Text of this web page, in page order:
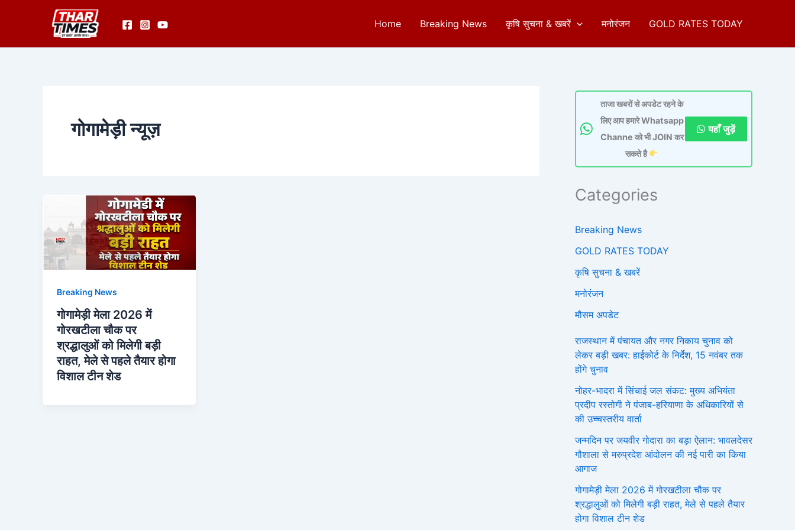
Home Breaking News कृषि सुचना & खबरें मनोरंजन GOLD RATES TODAY
गोगामेड़ी न्यूज़
Breaking News
गोगामेड़ी मेला 2026 में
गोरखटीला चौक पर
श्रद्धालुओं को मिलेगी बड़ी
राहत, मेले से पहले तैयार होगा
विशाल टीन शेड
ताजा खबरों से अपडेट रहने के
लिए आप हमारे Whatsapp
Channe को भी JOIN कर
सकते है
यहाँ जुड़ें
Categories
Breaking News
GOLD RATES TODAY
कृषि सुचना & खबरें
मनोरंजन
मौसम अपडेट
राजस्थान में पंचायत और नगर निकाय चुनाव को
लेकर बड़ी खबर: हाईकोर्ट के निर्देश, 15 नवंबर तक
होंगे चुनाव
नोहर-भादरा में सिंचाई जल संकट: मुख्य अभियंता
प्रदीप रस्तोगी ने पंजाब-हरियाणा के अधिकारियों से
की उच्चस्तरीय वार्ता
जन्मदिन पर जयवीर गोदारा का बड़ा ऐलान: भावलदेसर
गौशाला से मरुप्रदेश आंदोलन की नई पारी का किया
आगाज
गोगामेड़ी मेला 2026 में गोरखटीला चौक पर
श्रद्धालुओं को मिलेगी बड़ी राहत, मेले से पहले तैयार
होगा विशाल टीन शेड